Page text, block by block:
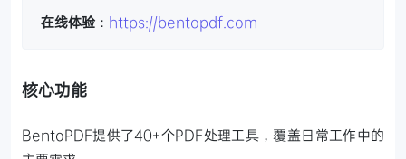
在线体验 ： https://bentopdf.com
核心功能
BentoPDF提供了40+个PDF处理工具，覆盖日常工作中的